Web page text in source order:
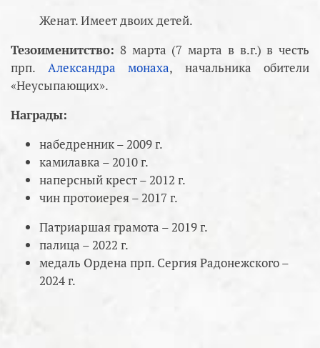
Женат. Имеет двоих детей.
Тезоименитство: 8 марта (7 марта в в.г.) в честь
прп. Александра монаха, начальника обители
«Неусыпающих».
Награды:
набедренник – 2009 г.
камилавка – 2010 г.
наперсный крест – 2012 г.
чин протоиерея – 2017 г.
Патриаршая грамота – 2019 г.
палица – 2022 г.
медаль Ордена прп. Сергия Радонежского –
2024 г.